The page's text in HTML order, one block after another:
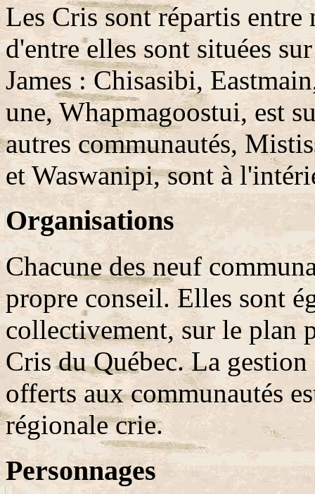
Les Cris sont répartis entre
d'entre elles sont situées
James : Chisasibi,
une, Whapmagoostui, est
autres communautés,
et Waswanipi, sont à
Organisations
Chacune des neuf
propre conseil. Elles sont
collectivement, sur le plan
Cris du Québec. La gestion
offerts aux communautés
régionale crie.
Personnages